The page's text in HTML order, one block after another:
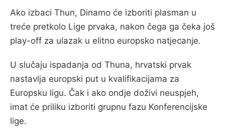
Ako izbaci Thun, Dinamo će izboriti plasman u
treće pretkolo Lige prvaka, nakon čega ga čeka još
play-off za ulazak u elitno europsko natjecanje.
U slučaju ispadanja od Thuna, hrvatski prvak
nastavlja europski put u kvalifikacijama za
Europsku ligu. Čak i ako ondje doživi neuspjeh,
imat će priliku izboriti grupnu fazu Konferencijske
lige.